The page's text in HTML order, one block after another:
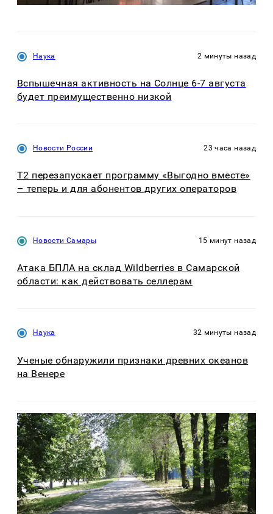
Наука 2 минуты назад
Вспышечная активность на Солнце 6-7 августа
будет преимущественно низкой
Новости России 23 часа назад
Т2 перезапускает программу «Выгодно вместе»
– теперь и для абонентов других операторов
Новости Самары 15 минут назад
Атака БПЛА на склад Wildberries в Самарской
области: как действовать селлерам
Наука 32 минуты назад
Ученые обнаружили признаки древних океанов
на Венере